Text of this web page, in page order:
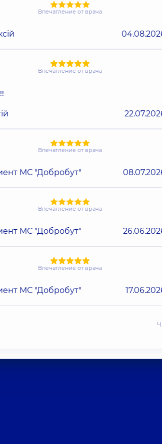
Впечатление от врача
Впечатление от врача
Впечатление от врача
МС "Добробут"
Впечатление от врача
МС "Добробут"
Впечатление от врача
МС "Добробут"